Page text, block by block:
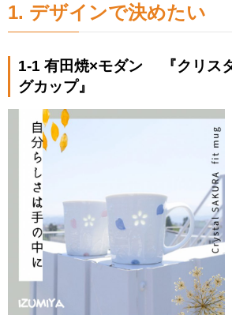
1. デザインで決めたい
1-1 有田焼×モダン 『クリス
グカップ』